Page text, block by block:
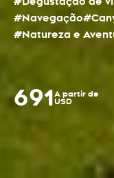
#Navegação
#Natureza e
691A partir de
USD